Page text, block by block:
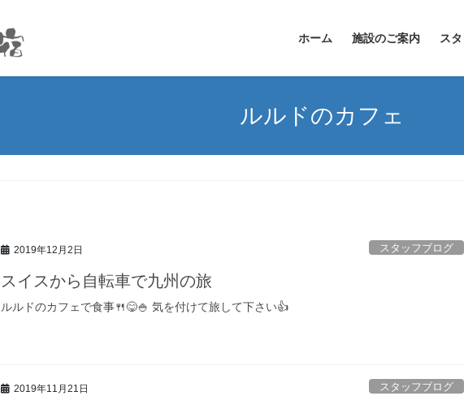
ホーム 施設のご案内 ス
ルルドのカフェ
2019年12月2日 スタッフブログ
スイスから自転車で九州の旅
ルルドのカフェで食事🍴😋🍚 気を付けて旅して下さい👍
2019年11月21日 スタッフブログ